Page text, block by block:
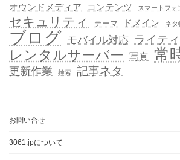
オウンドメディア コンテンツ スマートフォ
セキュリティ テーマ ドメイン ネタ
ブログ モバイル対応 ライテ
レンタルサーバー 写真 常
更新作業 検索 記事ネタ
お問い合せ
3061.jpについて